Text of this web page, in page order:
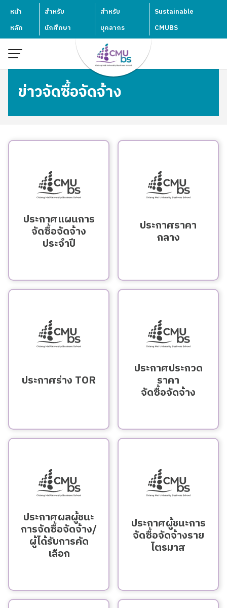
Skip
content
หน้า
หลัก
สำหรับ
นักศึกษา
สำหรับ
บุคลากร
Sustainable
CMUBS
ข่าวจัดซื้อจัดจ้าง
ประกาศแผนการ
จัดซื้อจัดจ้าง
ประจำปี
ประกาศราคา
กลาง
ประกาศร่าง TOR
ประกาศประกวด
ราคา
จัดซื้อจัดจ้าง
ประกาศผลผู้ชนะ
การจัดซื้อจัดจ้าง/
ผู้ได้รับการคัด
เลือก
ประกาศผู้ชนะการ
จัดซื้อจัดจ้างราย
ไตรมาส